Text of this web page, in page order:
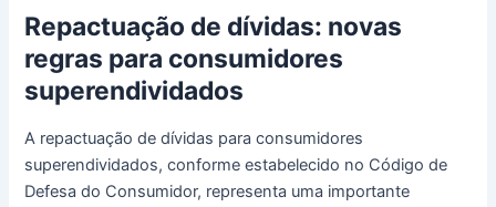
Repactuação de dívidas: novas
regras para consumidores
superendividados
A repactuação de dívidas para consumidores
superendividados, conforme estabelecido no Código de
Defesa do Consumidor, representa uma importante